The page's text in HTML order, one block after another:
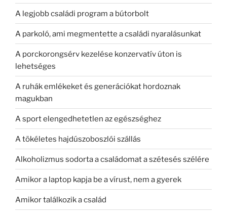
A legjobb családi program a bútorbolt
A parkoló, ami megmentette a családi nyaralásunkat
A porckorongsérv kezelése konzervatív úton is
lehetséges
A ruhák emlékeket és generációkat hordoznak
magukban
A sport elengedhetetlen az egészséghez
A tökéletes hajdúszoboszlói szállás
Alkoholizmus sodorta a családomat a szétesés szélére
Amikor a laptop kapja be a vírust, nem a gyerek
Amikor találkozik a család